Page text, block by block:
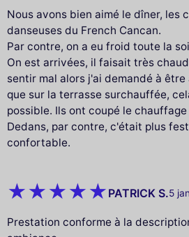
Nous avons bien aimé le dîner, les
danseuses du French Cancan.
Par contre, on a eu froid toute la
On est arrivées, il faisait très
sentir mal alors j'ai demandé à
que sur la terrasse surchauffée,
possible. Ils ont coupé le
Dedans, par contre, c'était plus
confortable.
PATRICK S.5
Prestation conforme à la